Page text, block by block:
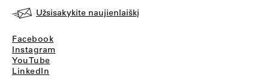
Užsisakykite naujienlaiškį
Facebook
Instagram
YouTube
LinkedIn